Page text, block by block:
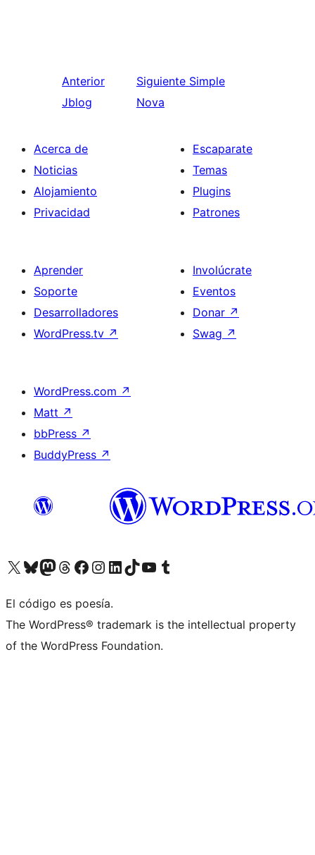
Anterior
Jblog
Siguiente Simple
Nova
Acerca de
Noticias
Alojamiento
Privacidad
Escaparate
Temas
Plugins
Patrones
Aprender
Soporte
Desarrolladores
WordPress.tv ↗
Involúcrate
Eventos
Donar ↗
Swag ↗
WordPress.com ↗
Matt ↗
bbPress ↗
BuddyPress ↗
Visita nuestra cuenta de X (anteriormente Twitter)
Visita nuestra cuenta de Bluesky
Visita nuestra cuenta de Mastodon
Visita nuestra cuenta de Threads
Visita nuestra página de Facebook
Visita nuestra cuenta de Instagram
Visita nuestra cuenta de LinkedIn
Visita nuestra cuenta de TikTok
Visita nuestro canal de YouTube
Visita nuestra cuenta de Tumblr
El código es poesía.
The WordPress® trademark is the intellectual property
of the WordPress Foundation.